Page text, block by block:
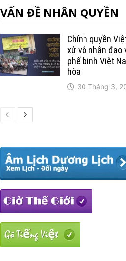
VẤN ĐỀ NHÂN QUYỀN
Chính quyền
xử vô nhân đạo
phế binh Việt
hòa
30 Tháng 3,